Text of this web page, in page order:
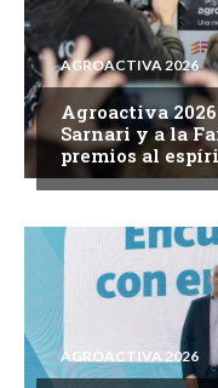
AGROACTIVA 2026
Agroactiva
Sarnari y a la
premios al
AGROACTIVA 2026